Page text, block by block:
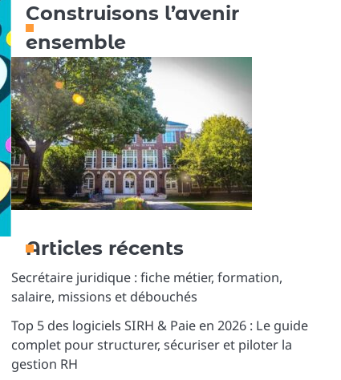
Construisons l’avenir
ensemble
Articles récents
Secrétaire juridique : fiche métier, formation,
salaire, missions et débouchés
Top 5 des logiciels SIRH & Paie en 2026 : Le guide
complet pour structurer, sécuriser et piloter la
gestion RH